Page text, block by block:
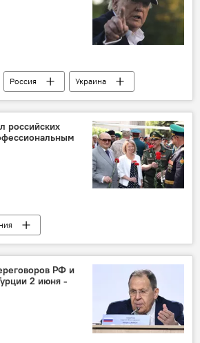
Россия Украина
российских
РФ и
2 июня -